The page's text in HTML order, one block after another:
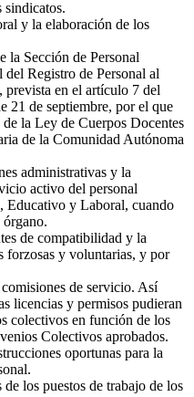
sindicatos.
y la elaboración de los
la Sección de Personal
Registro de Personal al
en el artículo 7 del
21 de septiembre, por el que
la Ley de Cuerpos Docentes
de la Comunidad Autónoma
administrativas y la
activo del personal
Educativo y Laboral, cuando
de compatibilidad y la
forzosas y voluntarias, y por
de servicio. Así
licencias y permisos pudieran
colectivos en función de los
Colectivos aprobados.
oportunas para la
los puestos de trabajo de los